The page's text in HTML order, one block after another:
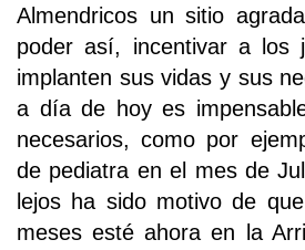
Almendricos un sitio
poder así, incentivar a los
implanten sus vidas y sus
a día de hoy es
necesarios, como por
de pediatra en el mes de
lejos ha sido motivo de
meses esté ahora en la